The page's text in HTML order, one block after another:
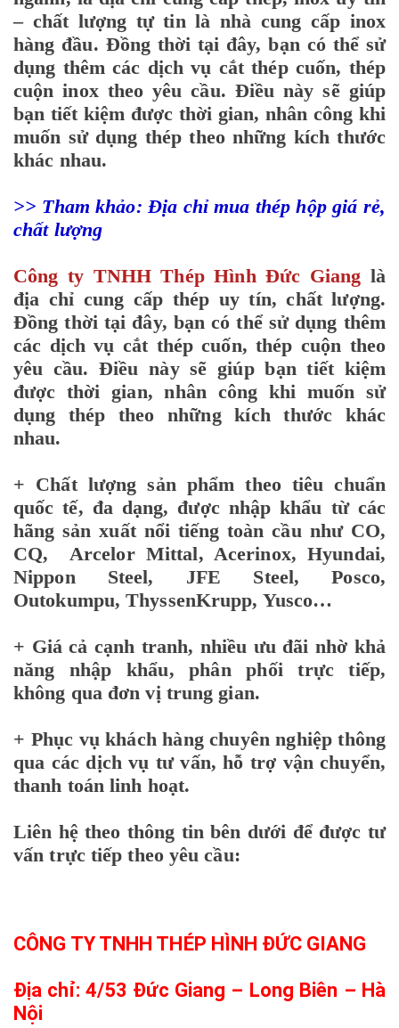
– chất lượng tự tin là nhà cung cấp inox
hàng đầu. Đồng thời tại đây, bạn có thể sử
dụng thêm các dịch vụ cắt thép cuốn, thép
cuộn inox theo yêu cầu. Điều này sẽ giúp
bạn tiết kiệm được thời gian, nhân công khi
muốn sử dụng thép theo những kích thước
khác nhau.
>> Tham khảo: Địa chỉ mua thép hộp giá rẻ,
chất lượng
Công ty TNHH Thép Hình Đức Giang là
địa chỉ cung cấp thép uy tín, chất lượng.
Đồng thời tại đây, bạn có thể sử dụng thêm
các dịch vụ cắt thép cuốn, thép cuộn theo
yêu cầu. Điều này sẽ giúp bạn tiết kiệm
được thời gian, nhân công khi muốn sử
dụng thép theo những kích thước khác
nhau.
+ Chất lượng sản phẩm theo tiêu chuẩn
quốc tế, đa dạng, được nhập khẩu từ các
hãng sản xuất nổi tiếng toàn cầu như CO,
CQ, Arcelor Mittal, Acerinox, Hyundai,
Nippon Steel, JFE Steel, Posco,
Outokumpu, ThyssenKrupp, Yusco…
+ Giá cả cạnh tranh, nhiều ưu đãi nhờ khả
năng nhập khẩu, phân phối trực tiếp,
không qua đơn vị trung gian.
+ Phục vụ khách hàng chuyên nghiệp thông
qua các dịch vụ tư vấn, hỗ trợ vận chuyển,
thanh toán linh hoạt.
Liên hệ theo thông tin bên dưới để được tư
vấn trực tiếp theo yêu cầu:
CÔNG TY TNHH THÉP HÌNH ĐỨC GIANG
Địa chỉ: 4/53 Đức Giang – Long Biên – Hà
Nội